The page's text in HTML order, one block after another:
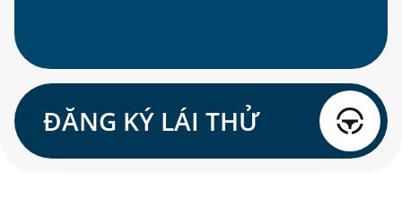
ĐĂNG KÝ LÁI THỬ